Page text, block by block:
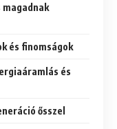
és finomságok
és
ősszel